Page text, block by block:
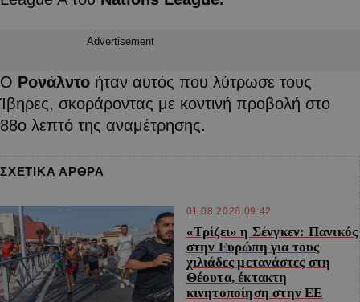
Advertisement
Ο Ρονάλντο ήταν αυτός που λύτρωσε τους
Ίβηρες, σκοράροντας με κοντινή προβολή στο
88ο λεπτό της αναμέτρησης.
ΣΧΕΤΙΚΑ ΑΡΘΡΑ
01.08.2026 09:42
«Τρίζει» η Σένγκεν: Πανικός
στην Ευρώπη για τους
χιλιάδες μετανάστες στη
Θέουτα, έκτακτη
κινητοποίηση στην ΕΕ